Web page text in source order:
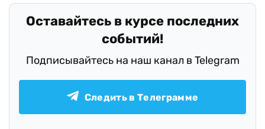
Оставайтесь в курсе последних
событий!
Подписывайтесь на наш канал в Telegram
Следить в Телеграмме